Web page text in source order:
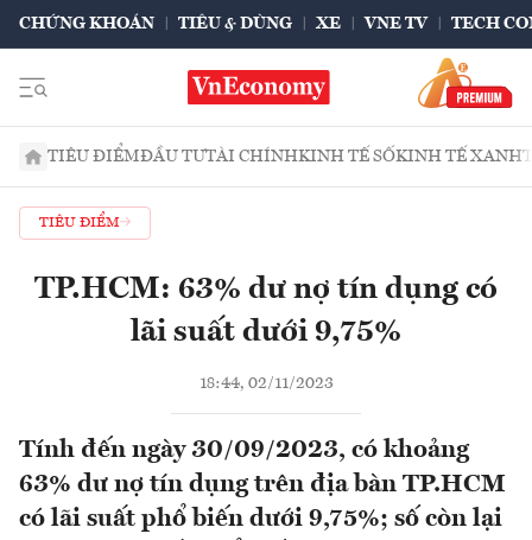
CHỨNG KHOÁN TIÊU & DÙNG XE VNE TV TECH
TIÊU ĐIỂMĐẦU TƯTÀI CHÍNHKINH TẾ SỐKINH TẾ XANH
TIÊU ĐIỂM
TP.HCM: 63% dư nợ tín dụng có
lãi suất dưới 9,75%
18:44, 02/11/2023
Tính đến ngày 30/09/2023, có khoảng
63% dư nợ tín dụng trên địa bàn TP.HCM
có lãi suất phổ biến dưới 9,75%; số còn lại